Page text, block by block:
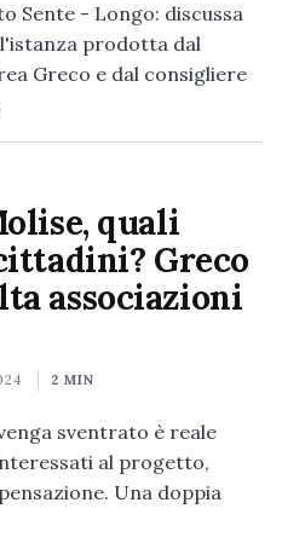
Sente - Longo: discussa
prodotta dal
Greco e dal consigliere
quali
Greco
associazioni
2 MIN
sventrato è reale
al progetto,
Una doppia